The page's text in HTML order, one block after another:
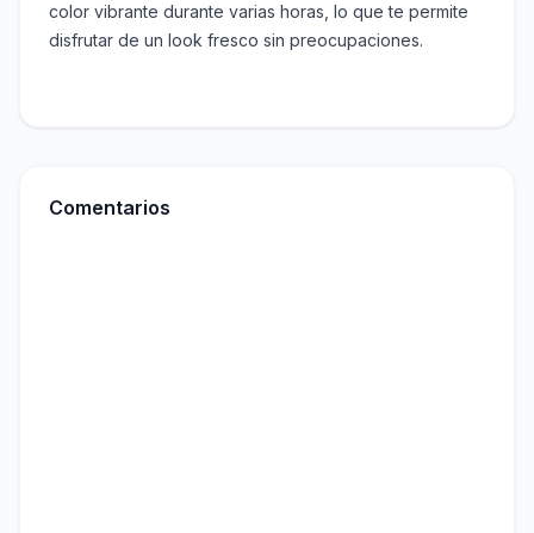
color vibrante durante varias horas, lo que te permite
disfrutar de un look fresco sin preocupaciones.
Comentarios